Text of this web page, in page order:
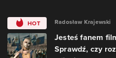
HOT Radosław Krajewski
Jesteś fanem
Sprawdź, czy